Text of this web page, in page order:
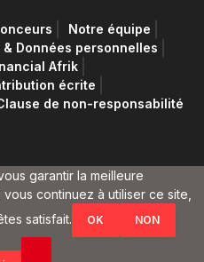
Notre équipe
Données personnelles
Afrik
écrite
de non-responsabilité
garantir la meilleure
continuez à utiliser ce site,
satisfait.
OK NON